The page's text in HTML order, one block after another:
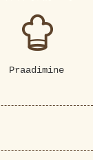
Praadimine